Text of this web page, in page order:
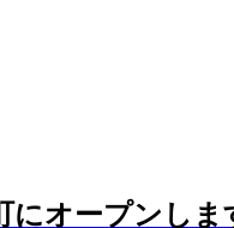
にオープンしま